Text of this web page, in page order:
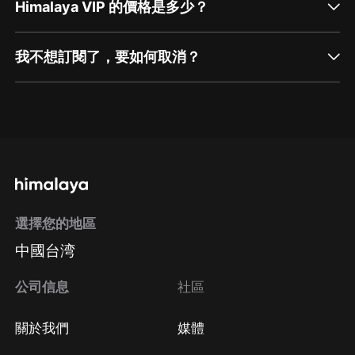
Himalaya VIP 的價格是多少？
我不想訂閱了，要如何取消？
方法 Google Play取消訂閱方法
選擇您的地區
中國台湾
公司信息
關於我們
社區
媒體